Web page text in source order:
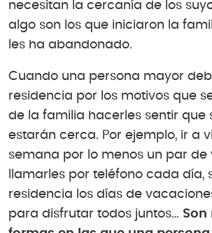
necesitan la cercanía de los
algo son los que iniciaron la
les ha abandonado.
Cuando una persona mayor
residencia por los motivos que
de la familia hacerles sentir que
estarán cerca. Por ejemplo, ir a
semana por lo menos un par de
llamarles por teléfono cada día,
residencia los días de
para disfrutar todos juntos… Son